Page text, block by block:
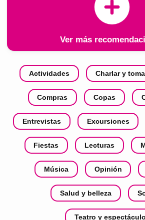
Ver más
Actividades Charlar y
Compras Copas
Entrevistas Excursiones
Fiestas Lecturas
Música Opinión
Salud y belleza
Teatro y